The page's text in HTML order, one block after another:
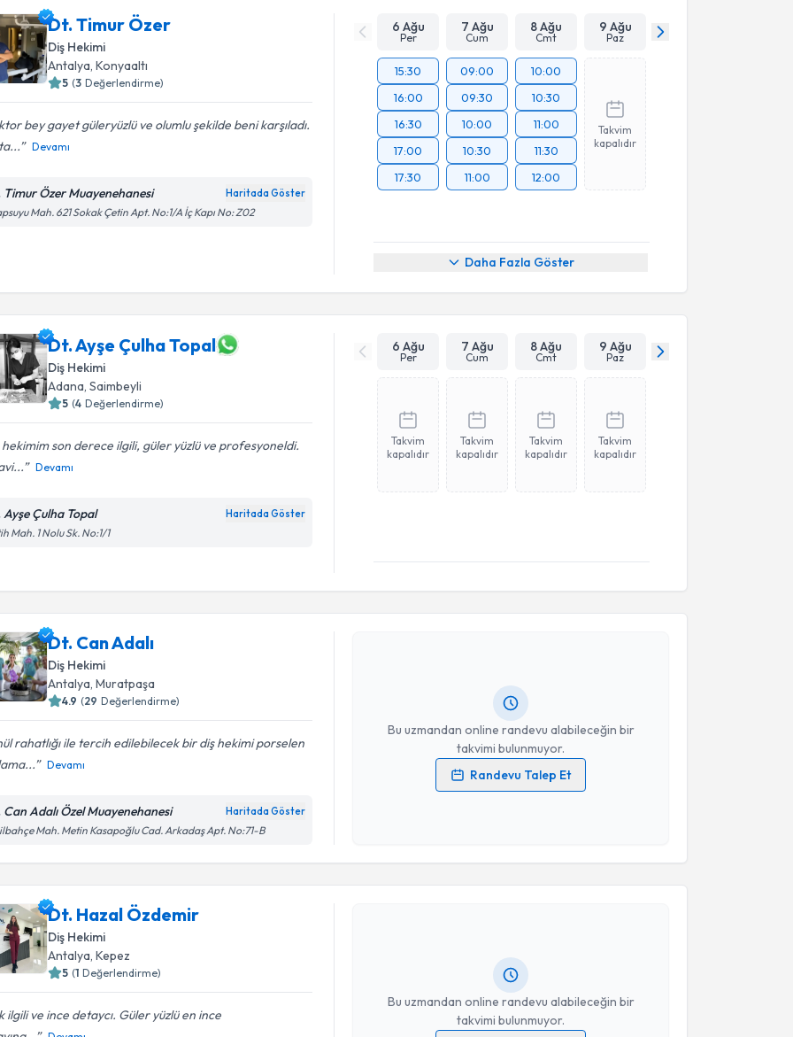
Dt. Timur Özer
Diş Hekimi
Antalya , Konyaaltı
5 (3 Değerlendirme)
bey gayet güleryüzlü ve olumlu şekilde beni karşıladı.
Devamı
Timur Özer Muayenehanesi Haritada Göster
Mah. 621 Sokak Çetin Apt. No:1/A İç Kapı No: Z02
6 Ağu
Per
7 Ağu
Cum
8 Ağu
Cmt
9 Ağu
Paz
15:30
16:00
16:30
17:00
17:30
09:00
09:30
10:00
10:30
11:00
10:00
10:30
11:00
11:30
12:00
Takvim
kapalıdır
Daha Fazla Göster
Dt. Ayşe Çulha Topal
Diş Hekimi
Adana, Saimbeyli
5 (4 Değerlendirme)
hekimim son derece ilgili, güler yüzlü ve profesyoneldi.
Devamı
Ayşe Çulha Topal Haritada Göster
Mah. 1 Nolu Sk. No:1/1
6 Ağu
Per
7 Ağu
Cum
8 Ağu
Cmt
9 Ağu
Paz
Takvim
kapalıdır
Takvim
kapalıdır
Takvim
kapalıdır
Takvim
kapalıdır
Dt. Can Adalı
Diş Hekimi
Antalya, Muratpaşa
4.9 (29 Değerlendirme)
rahatlığı ile tercih edilebilecek bir diş hekimi porselen
Devamı
Can Adalı Özel Muayenehanesi Haritada Göster
Mah. Metin Kasapoğlu Cad. Arkadaş Apt. No:71-B
Bu uzmandan online randevu alabileceğin bir
takvimi bulunmuyor.
Randevu Talep Et
Randevu Takvimi Talebi
Dt. Can Adalı
Kişisel verilerimin işlenmesine ilişkinAydınlatma Metni
Takvim Talebini Gönder
Dt. Hazal Özdemir
Diş Hekimi
Antalya, Kepez
5 (1 Değerlendirme)
ilgili ve ince detaycı. Güler yüzlü en ince
Bu uzmandan online randevu alabileceğin bir
takvimi bulunmuyor.
Randevu Takvimi Talebi
Dt. Hazal Özdemir